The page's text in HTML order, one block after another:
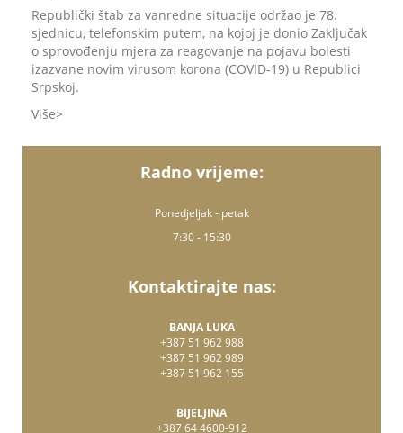
Republički štab za vanredne situacije održao je 78.
sjednicu, telefonskim putem, na kojoj je donio Zaključak
o sprovođenju mjera za reagovanje na pojavu bolesti
izazvane novim virusom korona (COVID-19) u Republici
Srpskoj.
Više
Radno vrijeme:
Ponedjeljak - petak
7:30 - 15:30
Kontaktirajte nas:
BANJA LUKA
+387 51 962 988
+387 51 962 989
+387 51 962 155
BIJELJINA
+387 64 4600-912